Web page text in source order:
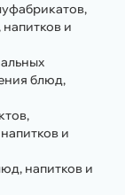
и
блюд,
и
напитков и